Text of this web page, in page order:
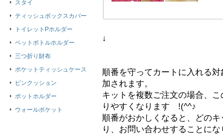
↓
順番を守ってカートに入れる
加されます。
キットを複数ご注文の場合、
りやすくなります !(^^♪
順番がおかしくなると、どの
り、お問い合わせすることに
スタイ
ティッシュボックスカバー
トイレットPホルダー
ペットボトルホルダー
三つ折り財布
ポケットティッシュケース
ピンクッション
ポットホルダー
ウォールポケット